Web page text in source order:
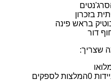
בזכרון
בראש פינה
דור
שצריך:
מערכות קירור וחימום ניידות 0המלצות לספקים